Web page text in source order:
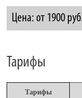
Цена: от 1900
Тарифы
Тарифы